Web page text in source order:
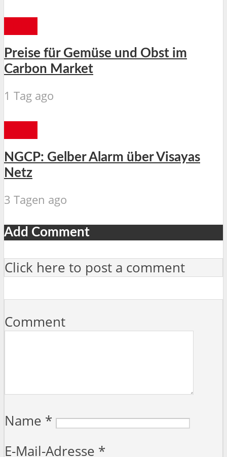
Preise für Gemüse und Obst im
Carbon Market
1 Tag ago
NGCP: Gelber Alarm über Visayas
Netz
3 Tagen ago
Add Comment
Click here to post a comment
Comment
Name *
E-Mail-Adresse *